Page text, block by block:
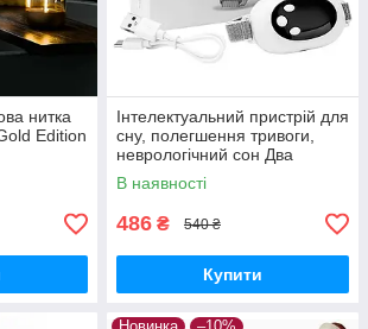
нитка
Edition
Інтелектуальний пристрій для
сну, полегшення тривоги,
неврологічний сон Два
режими, 20 рівнів
інтенсивності
В наявності
486 ₴ 540 ₴
Купити